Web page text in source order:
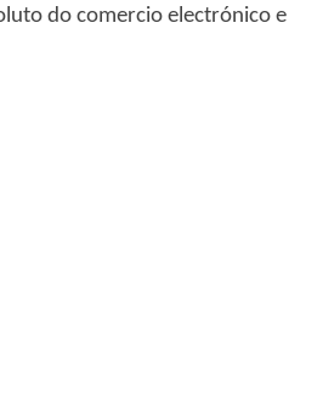
do comercio electrónico e